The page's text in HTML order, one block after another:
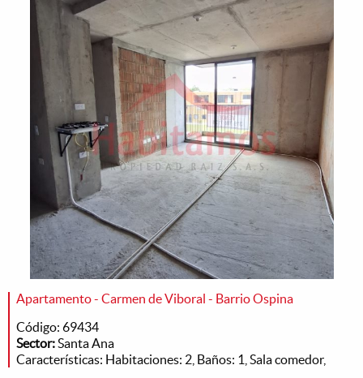
Apartamento - Carmen de Viboral - Barrio Ospina
Código: 69434
Sector:Santa Ana
Características: Habitaciones: 2, Baños: 1, Sala comedor,